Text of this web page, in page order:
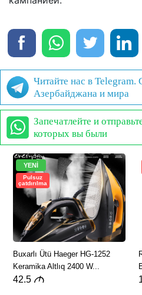
Читайте нас в
Азербайджана и мира
Запечатлейте и
которых вы были